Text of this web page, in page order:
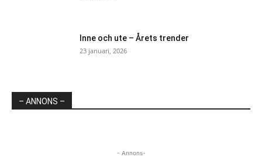
Inne och ute – Årets trender
23 januari, 2026
– ANNONS –
- Annons-